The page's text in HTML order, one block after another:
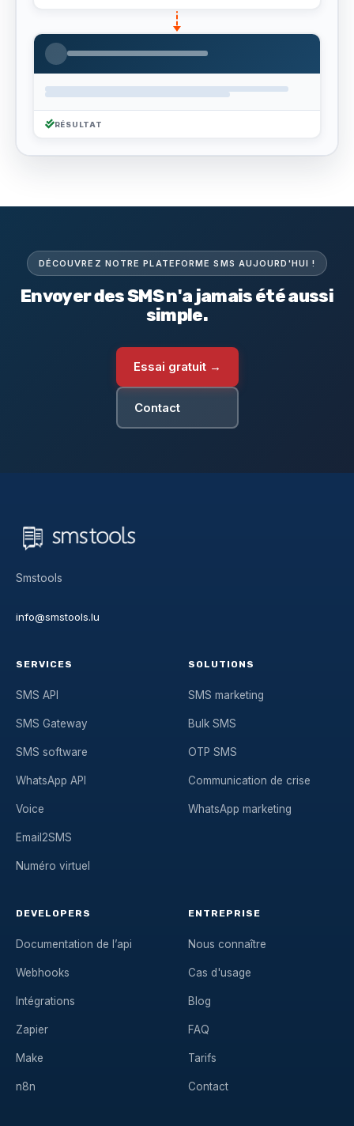
RÉSULTAT
DÉCOUVREZ NOTRE PLATEFORME SMS AUJOURD'HUI !
Envoyer des SMS n'a jamais été aussi
simple.
Essai gratuit →
Contact
Smstools
info@smstools.lu
SERVICES
SMS API
SMS Gateway
SMS software
WhatsApp API
Voice
Email2SMS
Numéro virtuel
SOLUTIONS
SMS marketing
Bulk SMS
OTP SMS
Communication de crise
WhatsApp marketing
DEVELOPERS
Documentation de l’api
Webhooks
Intégrations
Zapier
Make
n8n
ENTREPRISE
Nous connaître
Cas d'usage
Blog
FAQ
Tarifs
Contact